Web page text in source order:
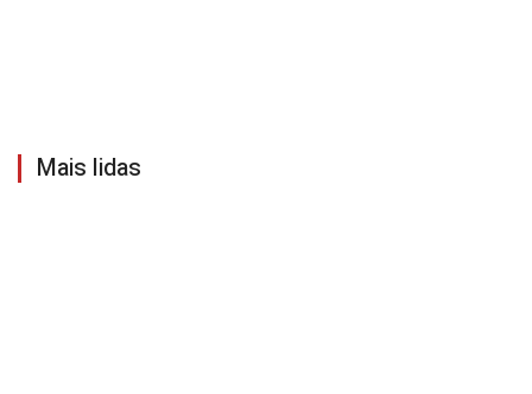
Mais lidas